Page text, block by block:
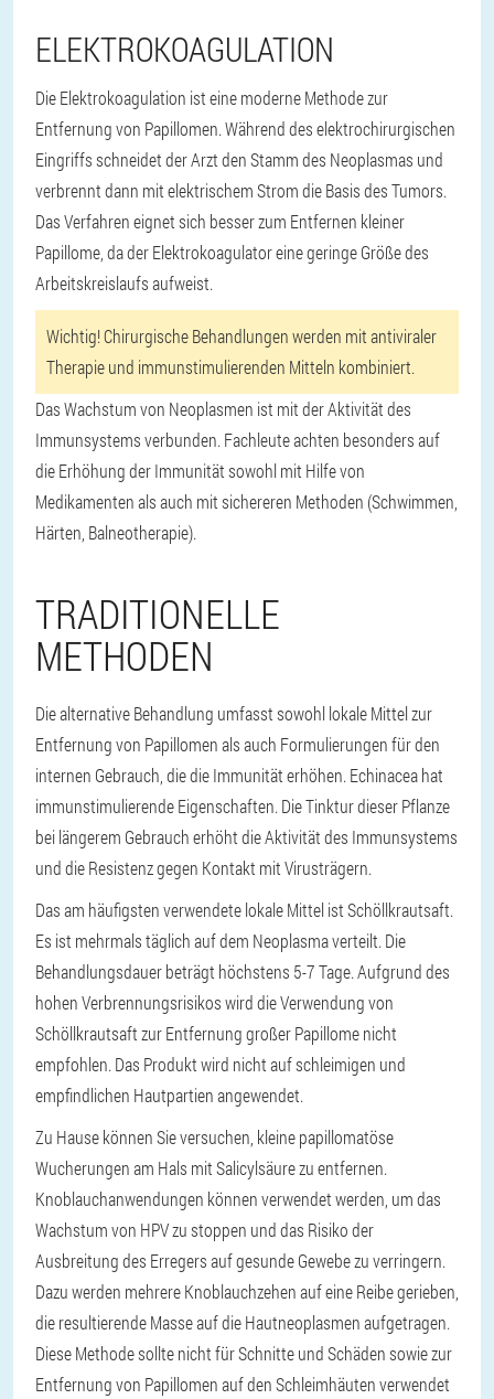
ELEKTROKOAGULATION
Die Elektrokoagulation ist eine moderne Methode zur
Entfernung von Papillomen. Während des elektrochirurgischen
Eingriffs schneidet der Arzt den Stamm des Neoplasmas und
verbrennt dann mit elektrischem Strom die Basis des Tumors.
Das Verfahren eignet sich besser zum Entfernen kleiner
Papillome, da der Elektrokoagulator eine geringe Größe des
Arbeitskreislaufs aufweist.
Wichtig! Chirurgische Behandlungen werden mit antiviraler
Therapie und immunstimulierenden Mitteln kombiniert.
Das Wachstum von Neoplasmen ist mit der Aktivität des
Immunsystems verbunden. Fachleute achten besonders auf
die Erhöhung der Immunität sowohl mit Hilfe von
Medikamenten als auch mit sichereren Methoden (Schwimmen,
Härten, Balneotherapie).
TRADITIONELLE
METHODEN
Die alternative Behandlung umfasst sowohl lokale Mittel zur
Entfernung von Papillomen als auch Formulierungen für den
internen Gebrauch, die die Immunität erhöhen. Echinacea hat
immunstimulierende Eigenschaften. Die Tinktur dieser Pflanze
bei längerem Gebrauch erhöht die Aktivität des Immunsystems
und die Resistenz gegen Kontakt mit Virusträgern.
Das am häufigsten verwendete lokale Mittel ist Schöllkrautsaft.
Es ist mehrmals täglich auf dem Neoplasma verteilt. Die
Behandlungsdauer beträgt höchstens 5-7 Tage. Aufgrund des
hohen Verbrennungsrisikos wird die Verwendung von
Schöllkrautsaft zur Entfernung großer Papillome nicht
empfohlen. Das Produkt wird nicht auf schleimigen und
empfindlichen Hautpartien angewendet.
Zu Hause können Sie versuchen, kleine papillomatöse
Wucherungen am Hals mit Salicylsäure zu entfernen.
Knoblauchanwendungen können verwendet werden, um das
Wachstum von HPV zu stoppen und das Risiko der
Ausbreitung des Erregers auf gesunde Gewebe zu verringern.
Dazu werden mehrere Knoblauchzehen auf eine Reibe gerieben,
die resultierende Masse auf die Hautneoplasmen aufgetragen.
Diese Methode sollte nicht für Schnitte und Schäden sowie zur
Entfernung von Papillomen auf den Schleimhäuten verwendet